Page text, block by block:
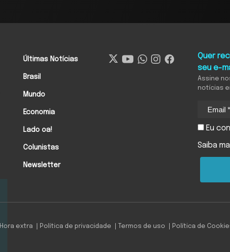
Últimas Notícias
Brasil
Mundo
Economia
Lado oa!
Colunistas
Newsletter
Quer
seu e-
Assine
notícias
Eu
Saiba
Hora extra Política de privacidade Termos de uso Política de